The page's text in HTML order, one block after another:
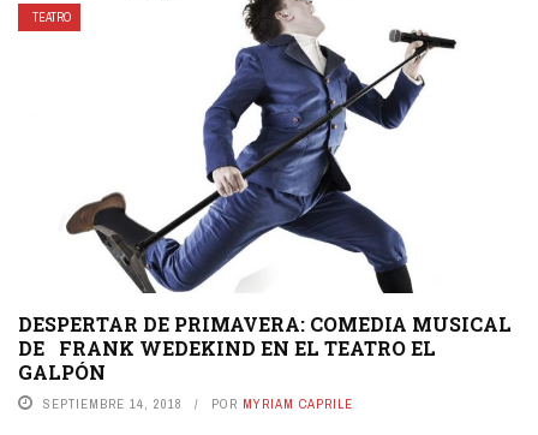
TEATRO
DESPERTAR DE PRIMAVERA: COMEDIA MUSICAL
DE FRANK WEDEKIND EN EL TEATRO EL
GALPÓN
SEPTIEMBRE 14, 2018 POR MYRIAM CAPRILE